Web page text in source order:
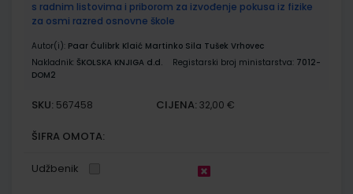
s radnim listovima i priborom za izvođenje pokusa iz fizike
za osmi razred osnovne škole
Autor(i): Paar Ćulibrk Klaić Martinko Sila Tušek Vrhovec
Nakladnik: ŠKOLSKA KNJIGA d.d. Registarski broj ministarstva: 7012-
DOM2
SKU: 567458 CIJENA: 32,00 €
ŠIFRA OMOTA:
Udžbenik